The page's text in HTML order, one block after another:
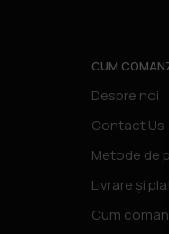
CUM
Despre noi
Contact Us
Metode de
Livrare și
Cum